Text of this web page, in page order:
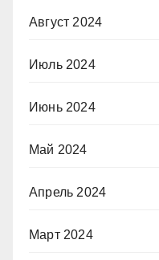
Август 2024
Июль 2024
Июнь 2024
Май 2024
Апрель 2024
Март 2024